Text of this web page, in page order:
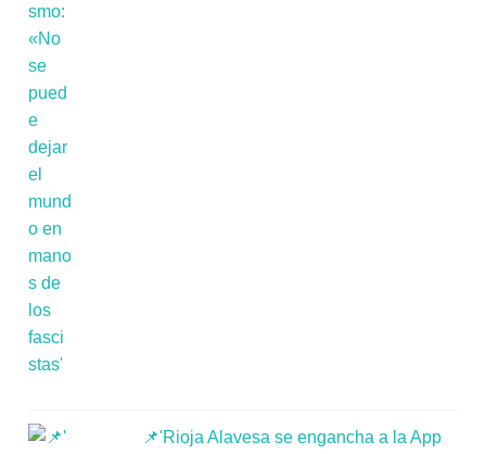
📌'Rioja Alavesa se engancha a la App